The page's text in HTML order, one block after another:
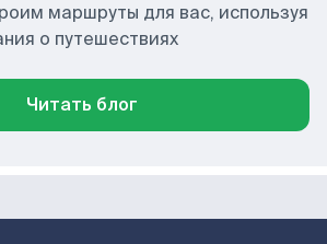
маршруты для вас, используя
о путешествиях
Читать блог